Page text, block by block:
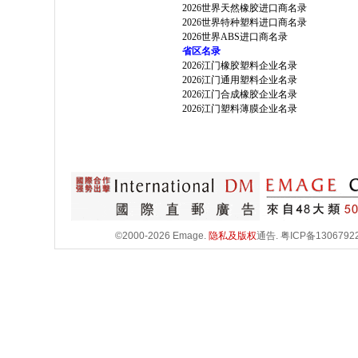
2026世界天然橡胶进口商名录
2026世界特种塑料进口商名录
2026世界ABS进口商名录
省区名录
2026江门橡胶塑料企业名录
2026江门通用塑料企业名录
2026江门合成橡胶企业名录
2026江门塑料薄膜企业名录
©2000-2026 Emage. 隐私及版权通告. 粤ICP备